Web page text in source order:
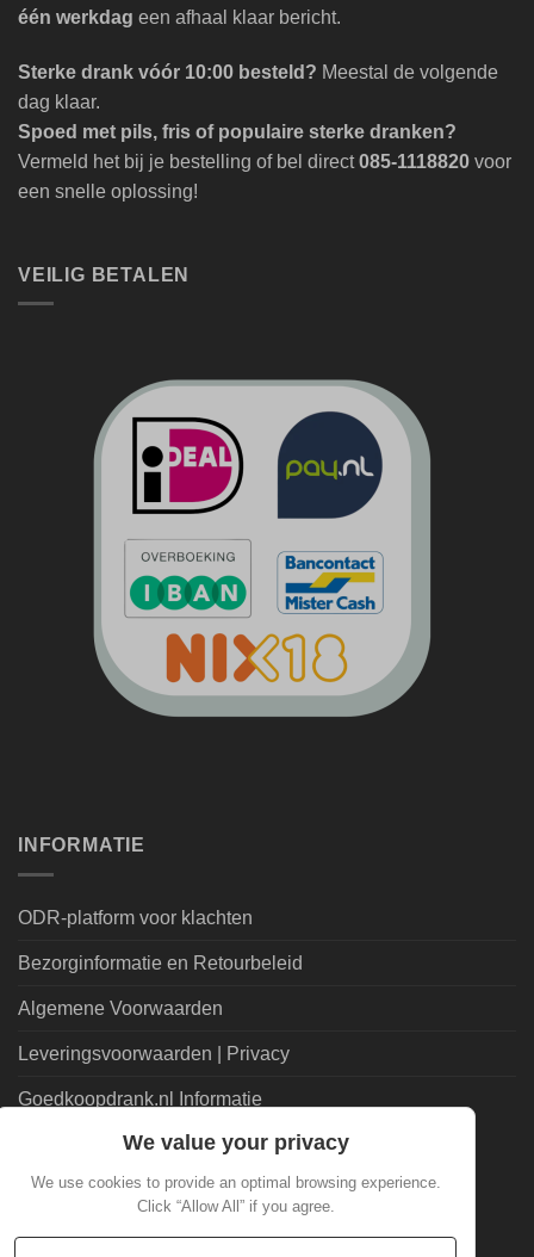
één werkdag een afhaal klaar bericht.
Sterke drank vóór 10:00 besteld? Meestal de volgende
dag klaar.
Spoed met pils, fris of populaire sterke dranken?
Vermeld het bij je bestelling of bel direct085-1118820 voor
een snelle oplossing!
VEILIG BETALEN
INFORMATIE
ODR-platform voor klachten
Bezorginformatie en Retourbeleid
Algemene Voorwaarden
Leveringsvoorwaarden | Privacy
Goedkoopdrank.nl Informatie
Veelgestelde Vragen
We value your privacy
We use cookies to provide an optimal browsing experience.
Click “Allow All” if you agree.